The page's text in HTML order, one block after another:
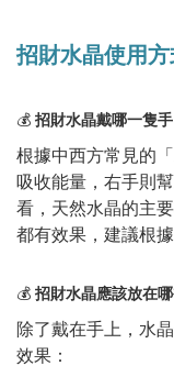
招財水晶使用
💰 招財水晶戴哪一隻手
根據中西方常見的
吸收能量，右手則
看，天然水晶的主
都有效果，建議根
💰 招財水晶應該放在
除了戴在手上，水
效果：